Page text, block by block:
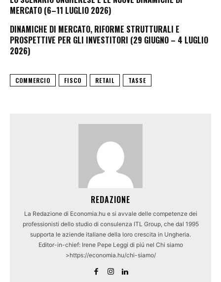
MERCATO (6–11 LUGLIO 2026)
DINAMICHE DI MERCATO, RIFORME STRUTTURALI E
PROSPETTIVE PER GLI INVESTITORI (29 GIUGNO – 4 LUGLIO
2026)
COMMERCIO FISCO RETAIL TASSE
REDAZIONE
La Redazione di Economia.hu e si avvale delle competenze dei
professionisti dello studio di consulenza ITL Group, che dal 1995
supporta le aziende italiane della loro crescita in Ungheria.
Editor-in-chief: Irene Pepe Leggi di piú nel Chi siamo
>https://economia.hu/chi-siamo/